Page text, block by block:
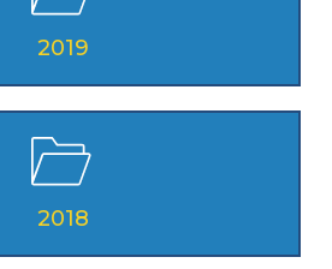
2019
2018